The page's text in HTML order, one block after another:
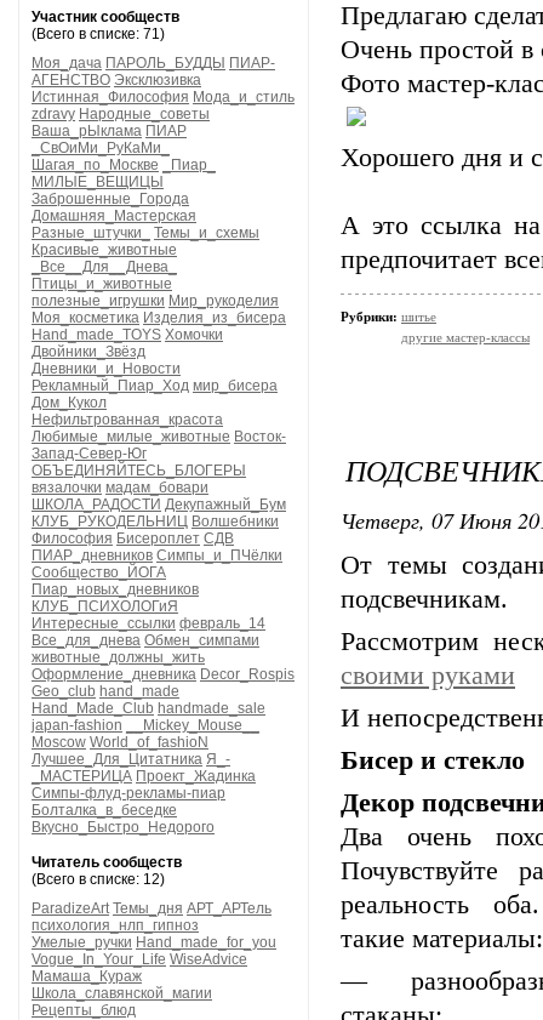
Участник сообществ
(Всего в списке: 71)
Моя_дача ПАРОЛЬ_БУДДЫ ПИАР-
АГЕНСТВО Эксклюзивка
Истинная_Философия Мода_и_стиль
zdravy Народные_советы
Ваша_рЫклама ПИАР
_СвОиМи_РуКаМи_
Шагая_по_Москве
_Пиар_
МИЛЫЕ_ВЕЩИЦЫ
Заброшенные_Города
Домашняя_Мастерская
Разные_штучки_
Темы_и_схемы
Красивые_животные
_Все__Для__Днева_
Птицы_и_животные
полезные_игрушки Мир_рукоделия
Моя_косметика Изделия_из_бисера
Hand_made_TOYS Хомочки
Двойники_Звёзд
Дневники_и_Новости
Рекламный_Пиар_Ход мир_бисера
Дом_Кукол
Нефильтрованная_красота
Любимые_милые_животные Восток-
Запад-Север-Юг
ОБЪЕДИНЯЙТЕСЬ_БЛОГЕРЫ
вязалочки мадам_бовари
ШКОЛА_РАДОСТИ Декупажный_Бум
КЛУБ_РУКОДЕЛЬНИЦ Волшебники
Философия Бисероплет СДВ
ПИАР_дневников Симпы_и_ПЧёлки
Сообщество_ЙОГА
Пиар_новых_дневников
КЛУБ_ПСИХОЛОГиЯ
Интересные_ссылки февраль_14
Все_для_днева Обмен_симпами
животные_должны_жить
Оформление_дневника Decor_Rospis
Geo_club hand_made
Hand_Made_Club handmade_sale
japan-fashion
__Mickey_Mouse__
Moscow World_of_fashioN
Лучшее_Для_Цитатника Я_-
_МАСТЕРИЦА Проект_Жадинка
Симпы-флуд-рекламы-пиар
Болталка_в_беседке
Вкусно_Быстро_Недорого
Читатель сообществ
(Всего в списке: 12)
ParadizeArt Темы_дня АРТ_АРТель
психология_нлп_гипноз
Умелые_ручки Hand_made_for_you
Vogue_In_Your_Life WiseAdvice
Мамаша_Кураж
Школа_славянской_магии
Рецепты_блюд
Предлагаю
Очень простой
Фото мастер-
Хорошего дня и
А это ссылка
предпочитает
Рубрики: шитье
другие мастер-классы
Четверг, 07 Июня
От темы
подсвечникам.
Рассмотрим
своими руками
И
Бисер и стекло
Декор
Два очень
Почувствуйте
реальность
такие материалы:
—